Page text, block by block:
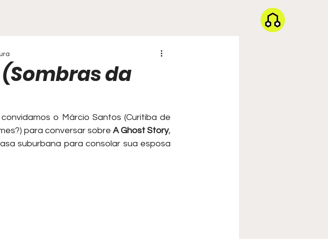
da
o Márcio Santos (Curitiba de
para conversar sobre A Ghost Story,
suburbana para consolar sua esposa